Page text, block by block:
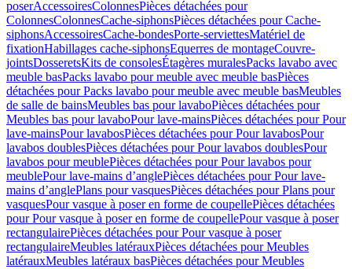
poserAccessoiresColonnesPièces détachées pour
ColonnesColonnesCache-siphonsPièces détachées pour Cache-
siphonsAccessoiresCache-bondesPorte-serviettesMatériel de
fixationHabillages cache-siphonsEquerres de montageCouvre-
jointsDosseretsKits de consolesÉtagères muralesPacks lavabo avec
meuble basPacks lavabo pour meuble avec meuble basPièces
détachées pour Packs lavabo pour meuble avec meuble basMeubles
de salle de bainsMeubles bas pour lavaboPièces détachées pour
Meubles bas pour lavaboPour lave-mainsPièces détachées pour Pour
lave-mainsPour lavabosPièces détachées pour Pour lavabosPour
lavabos doublesPièces détachées pour Pour lavabos doublesPour
lavabos pour meublePièces détachées pour Pour lavabos pour
meublePour lave-mains d’anglePièces détachées pour Pour lave-
mains d’anglePlans pour vasquesPièces détachées pour Plans pour
vasquesPour vasque à poser en forme de coupellePièces détachées
pour Pour vasque à poser en forme de coupellePour vasque à poser
rectangulairePièces détachées pour Pour vasque à poser
rectangulaireMeubles latérauxPièces détachées pour Meubles
latérauxMeubles latéraux basPièces détachées pour Meubles